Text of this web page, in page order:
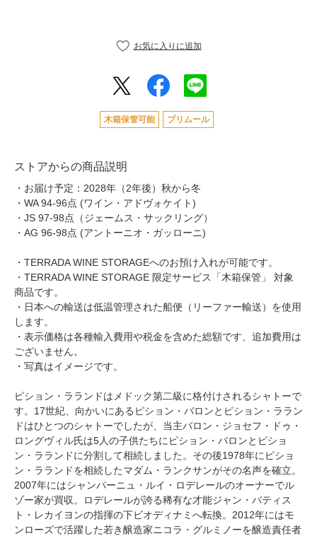
木箱保管可能 プリムール
ストアからの商品説明
・お届け予定：2028年（2年後）秋から冬
・WA 94-96点 (ワイン・アドヴォケイト)
・JS 97-98点（ジェームス・サックリング）
・AG 96-98点 (アントーニオ・ガッローニ)
・TERRADA WINE STORAGEへのお預け入れが可能です。
・TERRADA WINE STORAGE 限定サービス「木箱保管」 対象
商品です。
・日本への輸送は低温管理された船便（リーファー輸送）を使用
します。
・表示価格は各種輸入費用や税金を含めた総額です、追加費用は
ございません。
・写真はイメージです。
ピション・ラランドはメドック第二級に格付けされるシャトーで
す。17世紀、向かいにあるピション・バロンとピション・ララン
ドはひとつのシャトーでしたが、当主バロン・ジョセフ・ドゥ・
ロングヴィル氏は5人の子供たちにピション・バロンとピショ
ン・ラランドに分割して相続しました。その後1978年にピショ
ン・ラランドを相続したマダム・ランクサンがその名声を確立。
2007年にはシャンパーニュ・ルイ・ロデレールのオーナーでル
ゾー家が買収。ロデレールが誇る稀有な才能ジャン・バティス
ト・レカイヨンの指揮の下ビオディナミへ転換。2012年にはモ
ンローズで活躍した若き醸造家ニコラ・グルミノーを醸造責任者